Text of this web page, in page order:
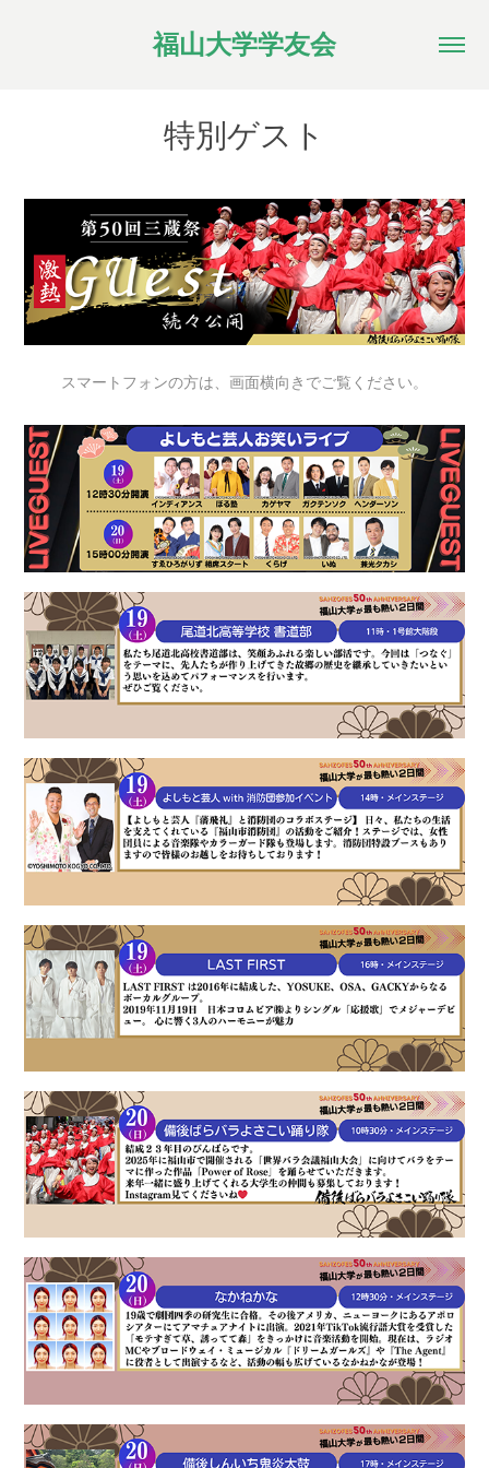
福山大学学友会
特別ゲスト
スマートフォンの方は、画面横向きでご覧ください。